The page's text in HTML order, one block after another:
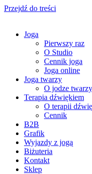
Przejdź do treści
Joga
Pierwszy raz
O Studio
Cennik joga
Joga online
Joga twarzy
O jodze twarzy
Terapia dźwiękiem
O terapii
Cennik
B2B
Grafik
Wyjazdy z jogą
Biżuteria
Kontakt
Sklep